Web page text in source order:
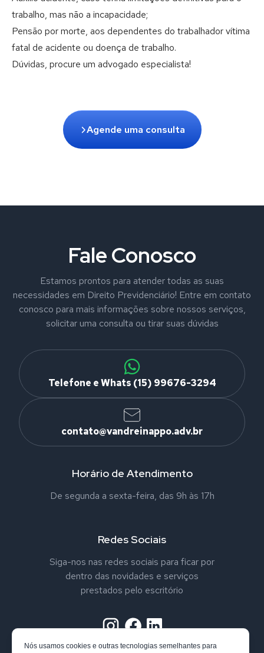
trabalho, mas não a incapacidade;
Pensão por morte, aos dependentes do trabalhador vítima
fatal de acidente ou doença de trabalho.
Dúvidas, procure um advogado especialista!
Agende uma consulta
Fale Conosco
Estamos prontos para atender todas as suas
necessidades em Direito Previdenciário! Entre em contato
conosco para mais informações sobre nossos serviços,
solicitar uma consulta ou tirar suas dúvidas
Telefone e Whats (15) 99676-3294
contato@vandreinappo.adv.br
Horário de Atendimento
De segunda a sexta-feira, das 9h às 17h
Redes Sociais
Siga-nos nas redes sociais para ficar por
dentro das novidades e serviços
prestados pelo escritório
Nós usamos cookies e outras tecnologias semelhantes para